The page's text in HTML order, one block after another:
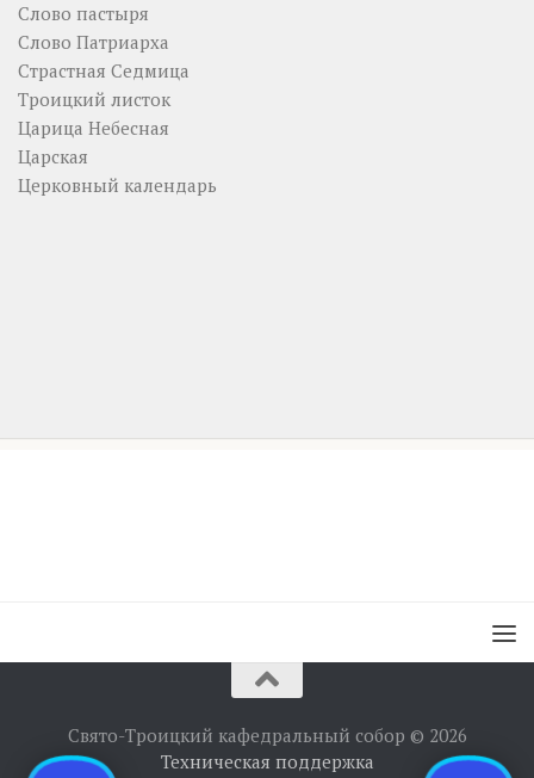
Слово пастыря
Слово Патриарха
Страстная Седмица
Троицкий листок
Царица Небесная
Царская
Церковный календарь
Свято-Троицкий кафедральный собор © 2026
Техническая поддержка